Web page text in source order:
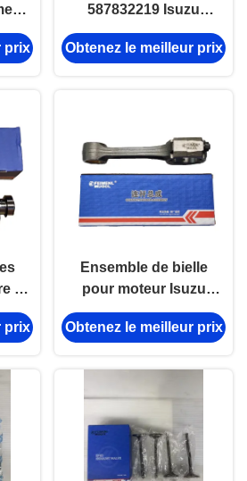
du
prix
587832219 Isuzu
Pouce de direction
Moteur à arbre
Obtenez le meilleur prix
à
prix
Ensemble de bielle
pour moteur Isuzu
4JB1
Obtenez le meilleur prix